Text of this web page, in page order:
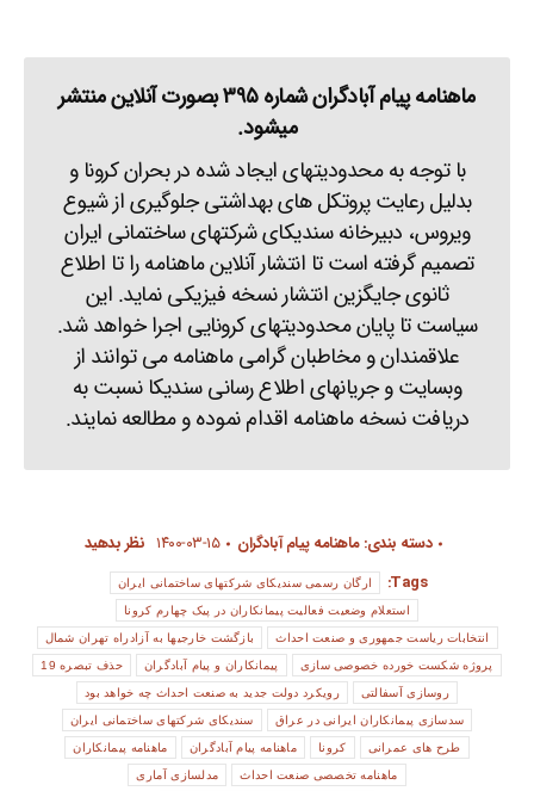
ماهنامه پیام آبادگران شماره ۳۹۵ بصورت آنلاین منتشر
میشود.
با توجه به محدودیتهای ایجاد شده در بحران کرونا و
بدلیل رعایت پروتکل های بهداشتی جلوگیری از شیوع
ویروس، دبیرخانه سندیکای شرکتهای ساختمانی ایران
تصمیم گرفته است تا انتشار آنلاین ماهنامه را تا اطلاع
ثانوی جایگزین انتشار نسخه فیزیکی نماید. این
سیاست تا پایان محدودیتهای کرونایی اجرا خواهد شد.
علاقمندان و مخاطبان گرامی ماهنامه می توانند از
وبسایت و جریانهای اطلاع رسانی سندیکا نسبت به
دریافت نسخه ماهنامه اقدام نموده و مطالعه نمایند.
دسته بندی:ماهنامه پیام آبادگران ۱۴۰۰-۰۳-۱۵ نظر بدهید
Tags:
ارگان رسمی سندیکای شرکتهای ساختمانی ایران
استعلام وضعیت فعالیت پیمانکاران در پیک چهارم کرونا
انتخابات ریاست جمهوری و صنعت احداث بازگشت خارجیها به آزادراه تهران شمال
پروژه شکست خورده خصوصی سازی پیمانکاران و پیام آبادگران حذف تبصره 19
روسازی آسفالتی رویکرد دولت جدید به صنعت احداث چه خواهد بود
سدسازی پیمانکاران ایرانی در عراق سندیکای شرکتهای ساختمانی ایران
طرح های عمرانی کرونا ماهنامه پیام آبادگران ماهنامه پیمانکاران
ماهنامه تخصصی صنعت احداث مدلسازی آماری